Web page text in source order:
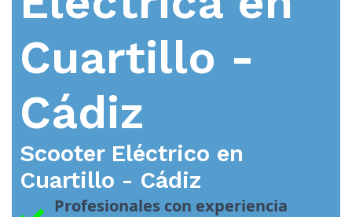
Cuartillo -
Cádiz
Scooter Eléctrico en
Cuartillo - Cádiz
Profesionales con experiencia